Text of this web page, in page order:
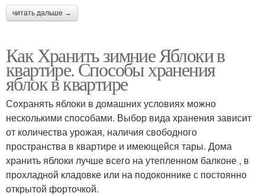
читать дальше →
Как Хранить зимние Яблоки в
квартире. Способы хранения
яблок в квартире
Сохранять яблоки в домашних условиях можно
несколькими способами. Выбор вида хранения зависит
от количества урожая, наличия свободного
пространства в квартире и имеющейся тары. Дома
хранить яблоки лучше всего на утепленном балконе , в
прохладной кладовке или на подоконнике с постоянно
открытой форточкой.